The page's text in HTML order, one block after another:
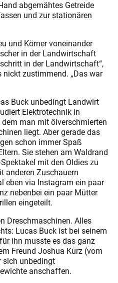
abgemähtes Getreide
und zur stationären
und Körner voneinander
in der Landwirtschaft
in der Landwirtschaft“,
nickt zustimmend. „Das war
Buck unbedingt Landwirt
Elektrotechnik in
man mit ölverschmierten
liegt. Aber gerade das
schon immer Spaß
Sie stehen am Waldrand
mit den Oldies zu
anderen Zuschauern
eben via Instagram ein paar
nebenbei ein paar Mütter
eingeteilt.
Dreschmaschinen. Alles
Lucas Buck ist bei seinem
ihn musste es das ganz
Freund Joshua Kurz (vom
sich unbedingt
anschaffen.